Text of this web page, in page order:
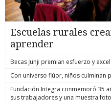
Escuelas rurales
aprender
Becas Junji premian esfuerzo y
Con universo flúor, niños culminan
Fundación Integra conmemoró 35
sus trabajadores y una muestra